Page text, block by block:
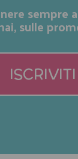
sempre
sulle